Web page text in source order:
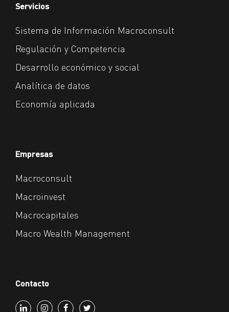
Servicios
Sistema de Información Macroconsult
Regulación y Competencia
Desarrollo económico y social
Analítica de datos
Economía aplicada
Empresas
Macroconsult
Macroinvest
Macrocapitales
Macro Wealth Management
Contacto